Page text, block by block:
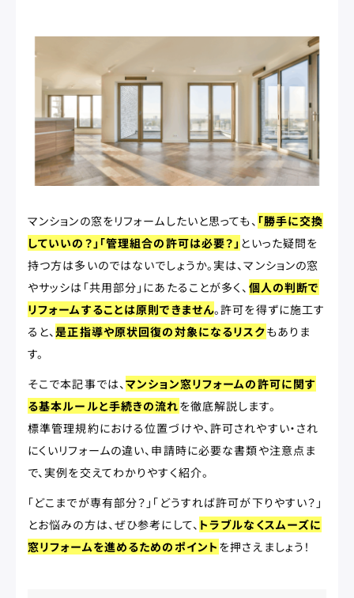
マンションの窓をリフォームしたいと思っても、 「勝手に交換
していいの？」「管理組合の許可は必要？」 といった疑問を
持つ方は多いのではないでしょうか。実は、マンションの窓
やサッシは「共用部分」にあたることが多く、 個人の判断で
リフォームすることは原則できません。許可を得ずに施工す
ると、是正指導や原状回復の対象になるリスクもありま
す。
そこで本記事では、マンション窓リフォームの許可に関す
る基本ルールと手続きの流れを徹底解説します。
標準管理規約における位置づけや、許可されやすい・され
にくいリフォームの違い、申請時に必要な書類や注意点ま
で、実例を交えてわかりやすく紹介。
「どこまでが専有部分？」「どうすれば許可が下りやすい？」
とお悩みの方は、ぜひ参考にして、 トラブルなくスムーズに
窓リフォームを進めるためのポイント を押さえましょう！